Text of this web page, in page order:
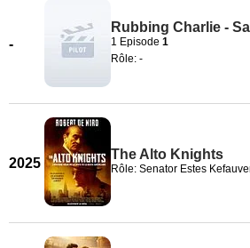
-
Rubbing Charlie -
1 Episode 1
Rôle: -
2025
The Alto Knights
Rôle: Senator Estes